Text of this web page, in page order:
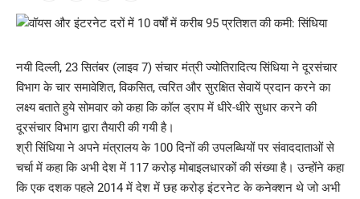
नयी दिल्ली, 23 सितंबर (लाइव 7) संचार मंत्री ज्योतिरादित्य सिंधिया ने दूरसंचार
विभाग के चार समावेशित, विकसित, त्वरित और सुरक्षित सेवायें प्रदान करने का
लक्ष्य बताते हुये सोमवार को कहा कि कॉल ड्राप में धीरे-धीरे सुधार करने की
दूरसंचार विभाग द्वारा तैयारी की गयी है।
श्री सिंधिया ने अपने मंत्रालय के 100 दिनों की उपलब्धियों पर संवाददाताओं से
चर्चा में कहा कि अभी देश में 117 करोड़ मोबाइलधारकों की संख्या है। उन्होंने कहा
कि एक दशक पहले 2014 में देश में छह करोड़ इंटरनेट के कनेक्शन थे जो अभी